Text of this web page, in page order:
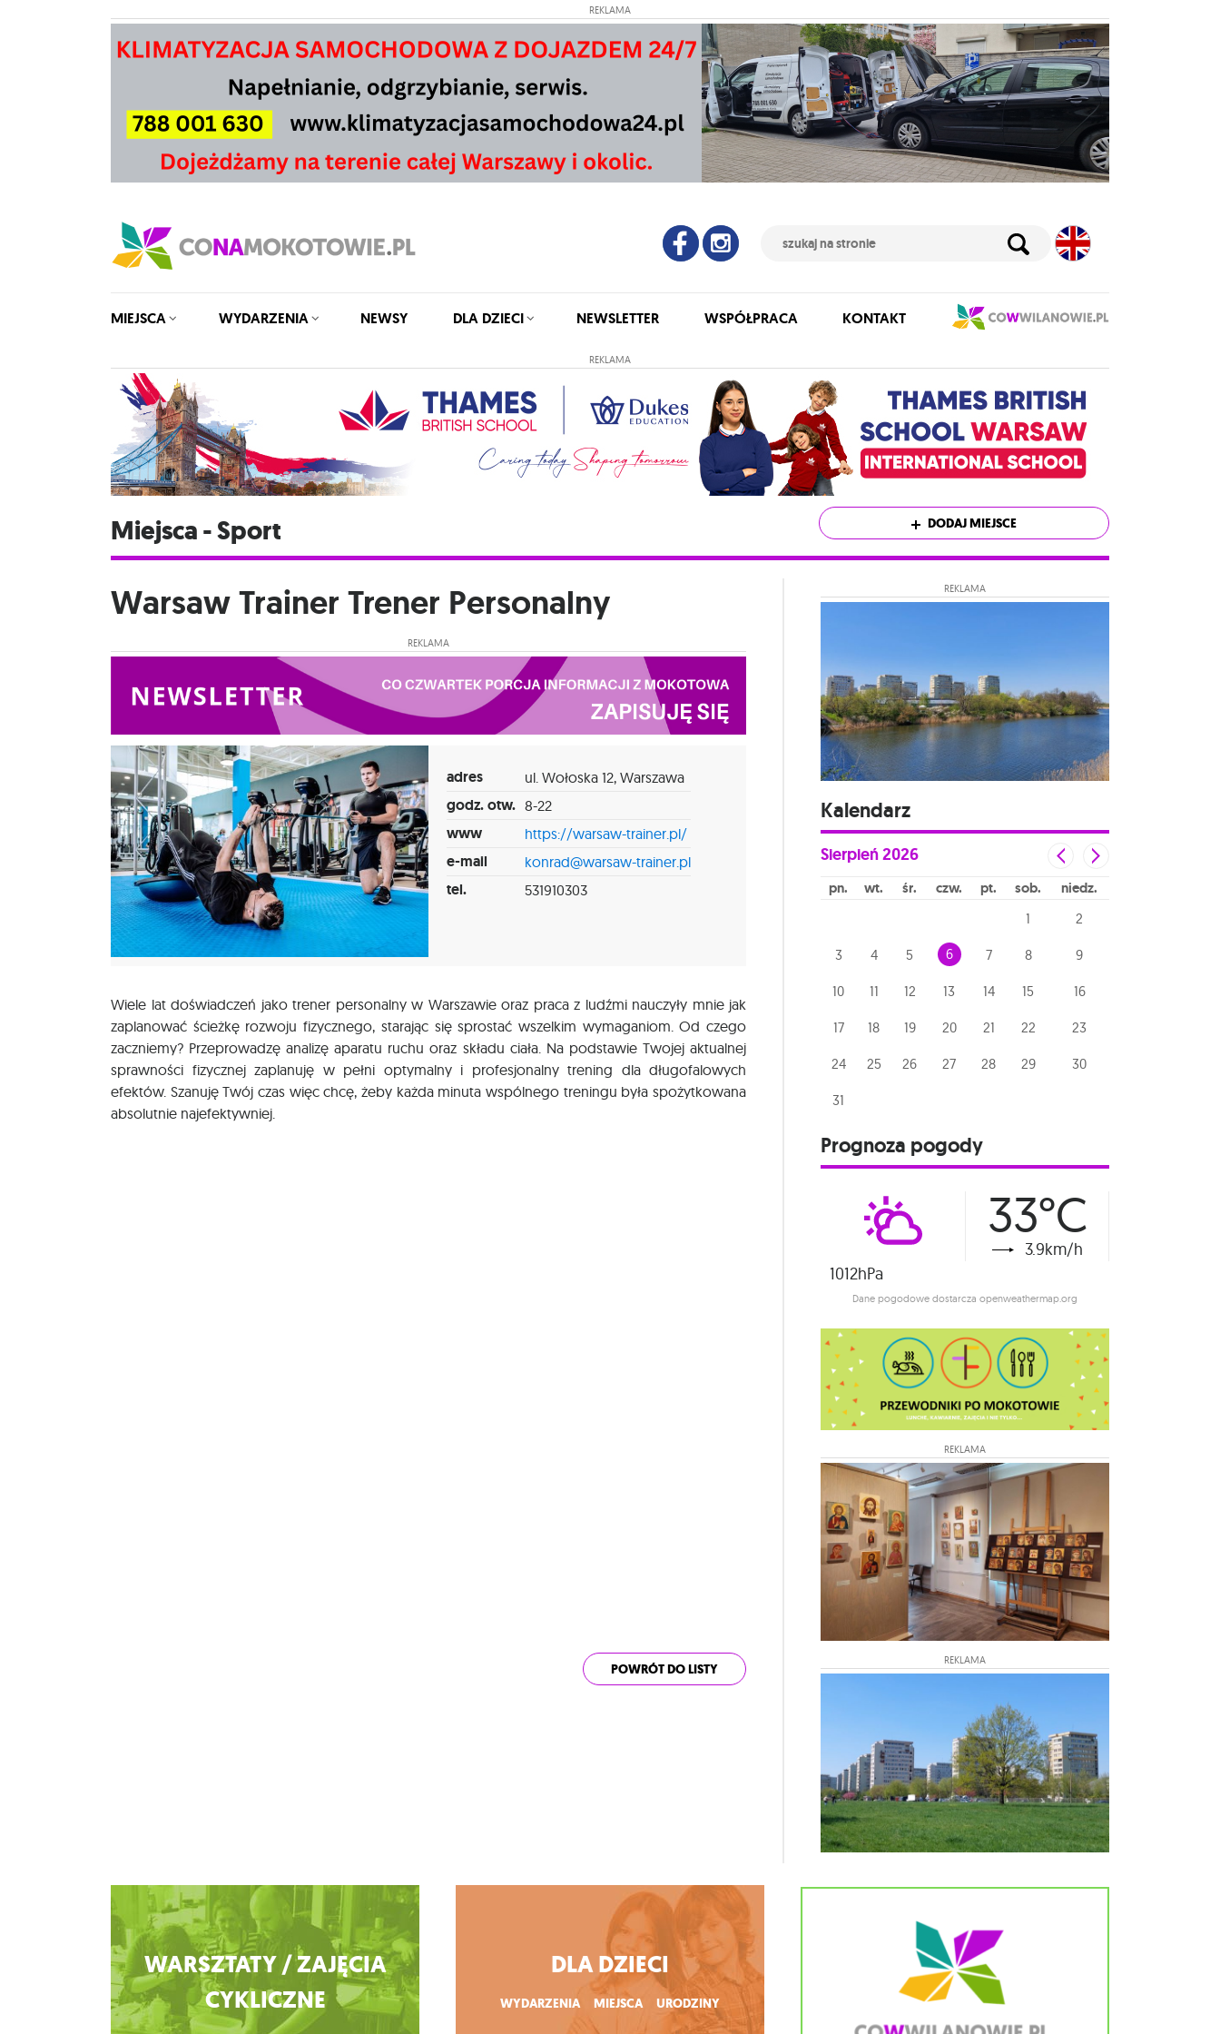
REKLAMA
MIEJSCA WYDARZENIA NEWSY DLA DZIECI NEWSLETTER WSPÓŁPRACA KONTAKT
REKLAMA
Miejsca - Sport DODAJ MIEJSCE
Warsaw Trainer Trener Personalny
REKLAMA
adres ul. Wołoska 12, Warszawa
godz. otw. 8-22
www https://warsaw-trainer.pl/
e-mail konrad@warsaw-trainer.pl
tel. 531910303
Wiele lat doświadczeń jako trener personalny w Warszawie oraz praca z ludźmi nauczyły mnie jak
zaplanować ścieżkę rozwoju fizycznego, starając się sprostać wszelkim wymaganiom. Od czego
zaczniemy? Przeprowadzę analizę aparatu ruchu oraz składu ciała. Na podstawie Twojej aktualnej
sprawności fizycznej zaplanuję w pełni optymalny i profesjonalny trening dla długofalowych
efektów. Szanuję Twój czas więc chcę, żeby każda minuta wspólnego treningu była spożytkowana
absolutnie najefektywniej.
POWRÓT DO LISTY
REKLAMA
Kalendarz
Sierpień2026
pn wt śr czw pt sob niedz
1 2
3 4 5 6 7 8 9
10 11 12 13 14 15 16
17 18 19 20 21 22 23
24 25 26 27 28 29 30
31
Prognoza pogody
33°C
3.9km/h
1012hPa
Dane pogodowe dostarcza openweathermap.org
REKLAMA
REKLAMA
Zobacz więcej
WARSZTATY / ZAJĘCIA
CYKLICZNE
DLA DZIECI
WYDARZENIA MIEJSCA URODZINY